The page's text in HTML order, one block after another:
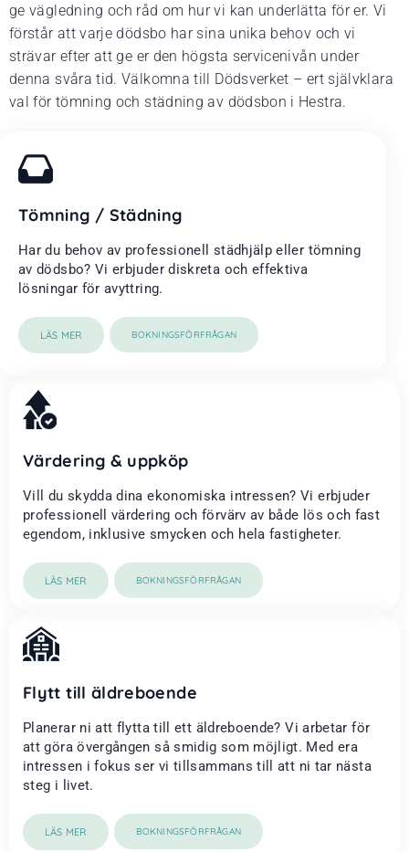
ge vägledning och råd om hur vi kan underlätta för er. Vi
förstår att varje dödsbo har sina unika behov och vi
strävar efter att ge er den högsta servicenivån under
denna svåra tid. Välkomna till Dödsverket – ert självklara
val för tömning och städning av dödsbon i Hestra.
Tömning / Städning
Har du behov av professionell städhjälp eller tömning
av dödsbo? Vi erbjuder diskreta och effektiva
lösningar för avyttring.
LÄS MER BOKNINGSFÖRFRÅGAN
Värdering & uppköp
Vill du skydda dina ekonomiska intressen? Vi erbjuder
professionell värdering och förvärv av både lös och fast
egendom, inklusive smycken och hela fastigheter.
LÄS MER BOKNINGSFÖRFRÅGAN
Flytt till äldreboende
Planerar ni att flytta till ett äldreboende? Vi arbetar för
att göra övergången så smidig som möjligt. Med era
intressen i fokus ser vi tillsammans till att ni tar nästa
steg i livet.
LÄS MER BOKNINGSFÖRFRÅGAN